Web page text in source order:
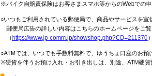
※バイク自賠責保険はお客さまスマホ等からのWebでの申
○いつもご利用されている郵便局で、商品やサービスを宣
郵便局広告の詳しい内容はこちらのホームページをご覧
（ https://www.jp-comm.jp/showshop.php?CD=211370）
○ATMでは、いつでも手数料無料で、ゆうちょ口座のお預
※硬貨を伴うお預け入れ・お引き出しは、別途、ATM硬貨